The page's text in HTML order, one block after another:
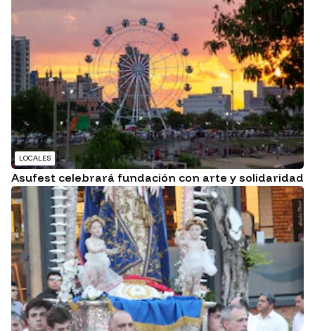
LOCALES
Asufest celebrará fundación con arte y solidaridad